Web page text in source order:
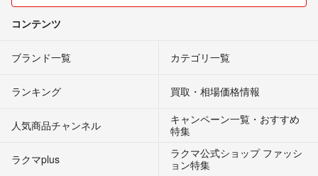
コンテンツ
ブランド一覧 カテゴリ一覧
ランキング 買取・相場価格情報
人気商品チャンネル
キャンペーン一覧・おすすめ
特集
ラクマplus
ラクマ公式ショップ ファッシ
ョン特集